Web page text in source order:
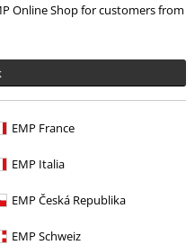
Online Shop for customers from
EMP France
EMP Italia
EMP Česká Republika
EMP Schweiz